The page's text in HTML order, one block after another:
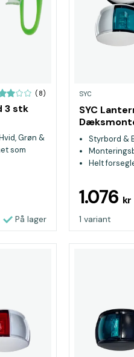
(8)
3 stk
Grøn &
som
På lager
SYC
SYC
Bagbord
Styrbord &
Helt
1.076 kr
1 variant